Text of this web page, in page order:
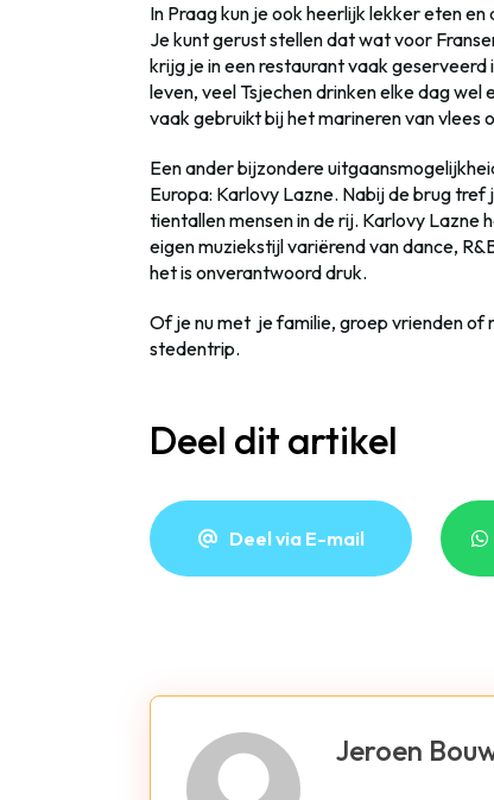
In Praag kun je ook heerlijk lekker eten
Je kunt gerust stellen dat wat voor
krijg je in een restaurant vaak geserveerd
leven, veel Tsjechen drinken elke dag wel
vaak gebruikt bij het marineren van vlees
Een ander bijzondere
Europa: Karlovy Lazne. Nabij de brug tref
tientallen mensen in de rij. Karlovy
eigen muziekstijl variërend van dance,
het is onverantwoord druk.
Of je nu met je familie, groep vrienden of
stedentrip.
Deel dit artikel
Deel via E-mail
Jeroen